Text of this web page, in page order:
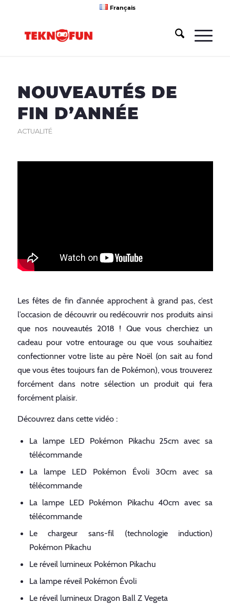
Français
NOUVEAUTÉS DE
FIN D’ANNÉE
ACTUALITÉ
Les fêtes de fin d’année approchent à grand pas, c’est
l’occasion de découvrir ou redécouvrir nos produits ainsi
que nos nouveautés 2018 ! Que vous cherchiez un
cadeau pour votre entourage ou que vous souhaitiez
confectionner votre liste au père Noël (on sait au fond
que vous êtes toujours fan de Pokémon), vous trouverez
forcément dans notre sélection un produit qui fera
forcément plaisir.
Découvrez dans cette vidéo :
La lampe LED Pokémon Pikachu 25cm avec sa
télécommande
La lampe LED Pokémon Évoli 30cm avec sa
télécommande
La lampe LED Pokémon Pikachu 40cm avec sa
télécommande
Le chargeur sans-fil (technologie induction)
Pokémon Pikachu
Le réveil lumineux Pokémon Pikachu
La lampe réveil Pokémon Évoli
Le réveil lumineux Dragon Ball Z Vegeta